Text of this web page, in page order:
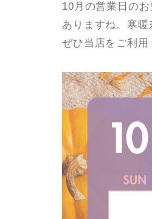
10月の営業日の
ありますね。寒
ぜひ当店をご利用